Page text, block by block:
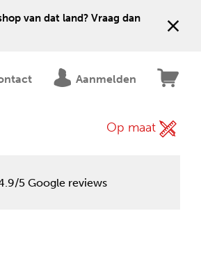
van dat land? Vraag dan
Aanmelden
Op maat
5 Google reviews